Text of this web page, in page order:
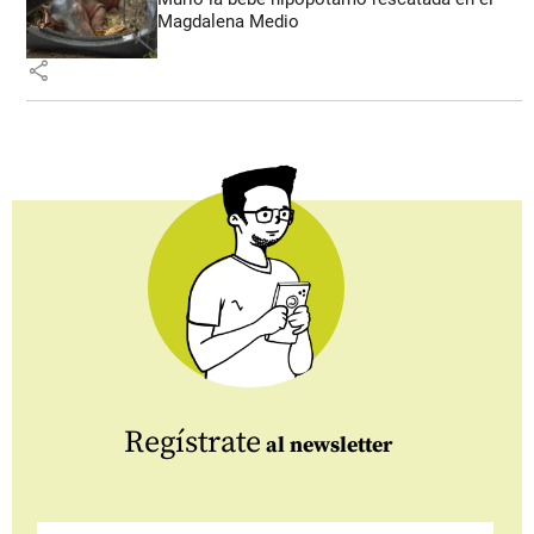
Magdalena Medio
share
Regístrate al newsletter